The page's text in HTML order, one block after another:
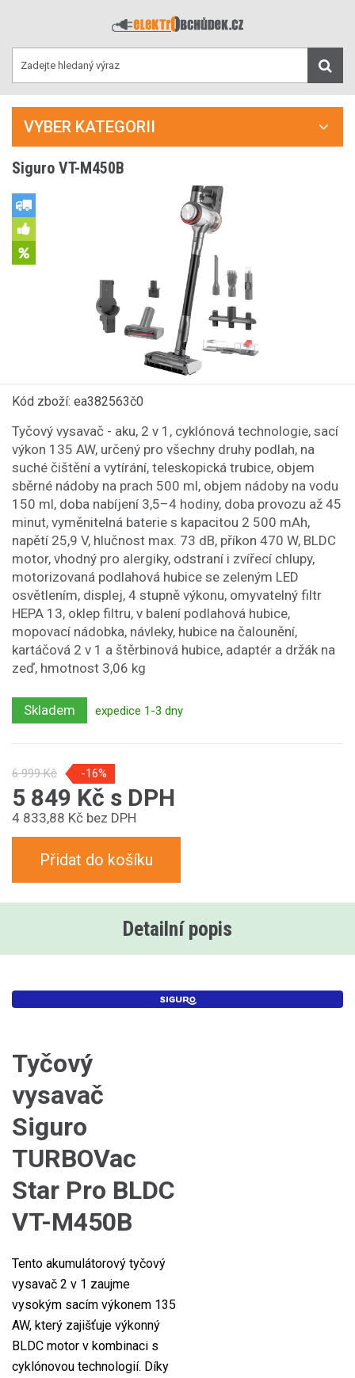
VYBER KATEGORII
Siguro VT-M450B
Kód zboží: ea382563č0
Tyčový vysavač - aku, 2 v 1, cyklónová technologie, sací
výkon 135 AW, určený pro všechny druhy podlah, na
suché čištění a vytírání, teleskopická trubice, objem
sběrné nádoby na prach 500 ml, objem nádoby na vodu
150 ml, doba nabíjení 3,5–4 hodiny, doba provozu až 45
minut, vyměnitelná baterie s kapacitou 2 500 mAh,
napětí 25,9 V, hlučnost max. 73 dB, příkon 470 W, BLDC
motor, vhodný pro alergiky, odstraní i zvířecí chlupy,
motorizovaná podlahová hubice se zeleným LED
osvětlením, displej, 4 stupně výkonu, omyvatelný filtr
HEPA 13, oklep filtru, v balení podlahová hubice,
mopovací nádobka, návleky, hubice na čalounění,
kartáčová 2 v 1 a štěrbinová hubice, adaptér a držák na
zeď, hmotnost 3,06 kg
Skladem expedice 1-3 dny
6 999 Kč -16%
5 849 Kč s DPH
4 833,88 Kč bez DPH
Přidat do košíku
Detailní popis
Tyčový
vysavač
Siguro
TURBOVac
Star Pro BLDC
VT-M450B
Tento akumulátorový tyčový
vysavač 2 v 1 zaujme
vysokým sacím výkonem 135
AW, který zajišťuje výkonný
BLDC motor v kombinaci s
cyklónovou technologií. Díky